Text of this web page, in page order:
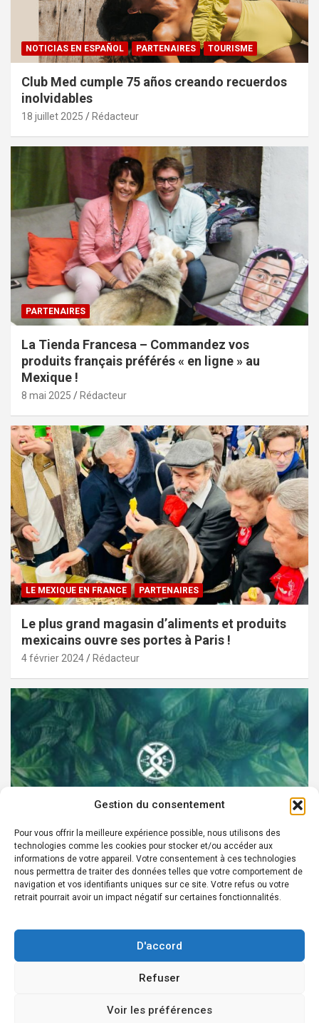
Gestion du consentement
Pour vous offrir la meilleure expérience possible, nous utilisons des
technologies comme les cookies pour stocker et/ou accéder aux
informations de votre appareil. Votre consentement à ces technologies
nous permettra de traiter des données telles que votre comportement de
navigation et vos identifiants uniques sur ce site. Votre refus ou votre
retrait pourrait avoir un impact négatif sur certaines fonctionnalités.
D'accord
Refuser
Voir les préférences
NOTICIAS EN ESPAÑOL PARTENAIRES TOURISME
Club Med cumple 75 años creando recuerdos
inolvidables
18 juillet 2025 Rédacteur
PARTENAIRES
La Tienda Francesa – Commandez vos
produits français préférés « en ligne » au
Mexique !
8 mai 2025 Rédacteur
LE MEXIQUE EN FRANCE PARTENAIRES
Le plus grand magasin d’aliments et produits
mexicains ouvre ses portes à Paris !
4 février 2024 Rédacteur
PARTENAIRES
Devenez Ambassadeur XOCHI BOTANICALS –
« El espíritu francés con corazón de México! »
Édition en ligne depuis 2007 - Courriel Infos: